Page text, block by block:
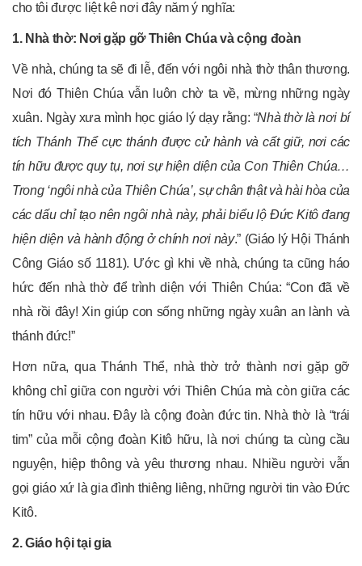
cho tôi được liệt kê nơi đây năm ý nghĩa:
1. Nhà thờ: Nơi gặp gỡ Thiên Chúa và cộng đoàn
Về nhà, chúng ta sẽ đi lễ, đến với ngôi nhà thờ thân thương.
Nơi đó Thiên Chúa vẫn luôn chờ ta về, mừng những ngày
xuân. Ngày xưa mình học giáo lý dạy rằng: “Nhà thờ là nơi bí
tích Thánh Thể cực thánh được cử hành và cất giữ, nơi các
tín hữu được quy tụ, nơi sự hiện diện của Con Thiên Chúa…
Trong ‘ngôi nhà của Thiên Chúa’, sự chân thật và hài hòa của
các dấu chỉ tạo nên ngôi nhà này, phải biểu lộ Đức Kitô đang
hiện diện và hành động ở chính nơi này.” (Giáo lý Hội Thánh
Công Giáo số 1181). Ước gì khi về nhà, chúng ta cũng háo
hức đến nhà thờ để trình diện với Thiên Chúa: “Con đã về
nhà rồi đây! Xin giúp con sống những ngày xuân an lành và
thánh đức!”
Hơn nữa, qua Thánh Thể, nhà thờ trở thành nơi gặp gỡ
không chỉ giữa con người với Thiên Chúa mà còn giữa các
tín hữu với nhau. Đây là cộng đoàn đức tin. Nhà thờ là “trái
tim” của mỗi cộng đoàn Kitô hữu, là nơi chúng ta cùng cầu
nguyện, hiệp thông và yêu thương nhau. Nhiều người vẫn
gọi giáo xứ là gia đình thiêng liêng, những người tin vào Đức
Kitô.
2. Giáo hội tại gia